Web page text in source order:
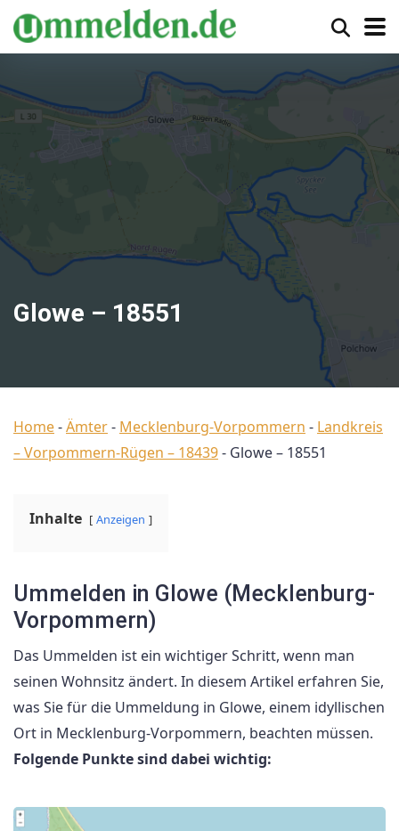
Glowe – 18551
Home-Ämter- Mecklenburg-Vorpommern - Landkreis
– Vorpommern-Rügen – 18439- Glowe – 18551
Inhalte Anzeigen
Ummelden in Glowe (Mecklenburg-
Vorpommern)
Das Ummelden ist ein wichtiger Schritt, wenn man
seinen Wohnsitz ändert. In diesem Artikel erfahren Sie,
was Sie für die Ummeldung in Glowe, einem idyllischen
Ort in Mecklenburg-Vorpommern, beachten müssen.
Folgende Punkte sind dabei wichtig: